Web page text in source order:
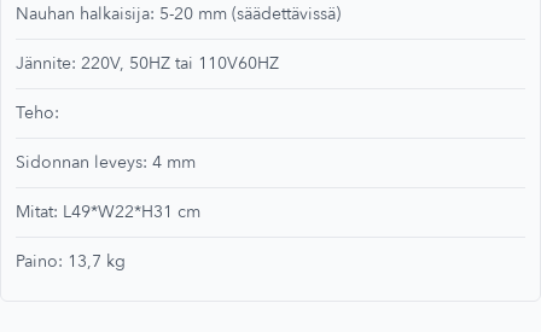
Nauhan halkaisija: 5-20 mm (säädettävissä)
Jännite: 220V, 50HZ tai 110V60HZ
Teho:
Sidonnan leveys: 4 mm
Mitat: L49*W22*H31 cm
Paino: 13,7 kg